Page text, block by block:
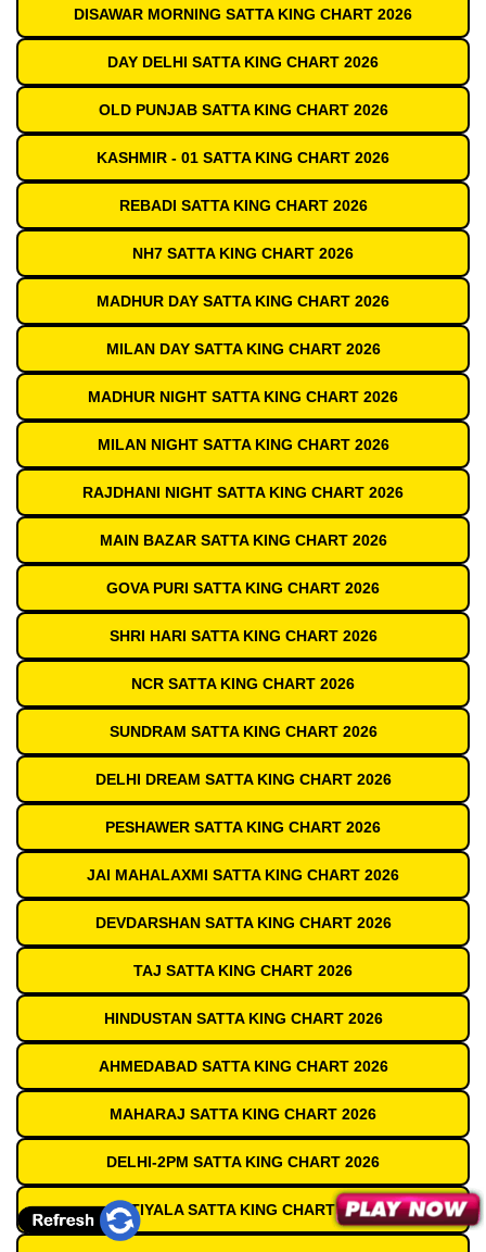
DISAWAR MORNING SATTA KING CHART 2026
DAY DELHI SATTA KING CHART 2026
OLD PUNJAB SATTA KING CHART 2026
KASHMIR - 01 SATTA KING CHART 2026
REBADI SATTA KING CHART 2026
NH7 SATTA KING CHART 2026
MADHUR DAY SATTA KING CHART 2026
MILAN DAY SATTA KING CHART 2026
MADHUR NIGHT SATTA KING CHART 2026
MILAN NIGHT SATTA KING CHART 2026
RAJDHANI NIGHT SATTA KING CHART 2026
MAIN BAZAR SATTA KING CHART 2026
GOVA PURI SATTA KING CHART 2026
SHRI HARI SATTA KING CHART 2026
NCR SATTA KING CHART 2026
SUNDRAM SATTA KING CHART 2026
DELHI DREAM SATTA KING CHART 2026
PESHAWER SATTA KING CHART 2026
JAI MAHALAXMI SATTA KING CHART 2026
DEVDARSHAN SATTA KING CHART 2026
TAJ SATTA KING CHART 2026
HINDUSTAN SATTA KING CHART 2026
AHMEDABAD SATTA KING CHART 2026
MAHARAJ SATTA KING CHART 2026
DELHI-2PM SATTA KING CHART 2026
PATIYALA SATTA KING CHART 2026